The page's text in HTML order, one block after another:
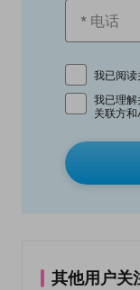
我已阅读
我已理解
关联方
其他用户关